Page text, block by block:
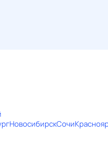
НовосибирскСочи